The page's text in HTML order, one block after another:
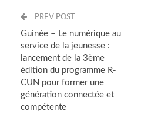
PREV POST
Guinée – Le numérique au
service de la jeunesse :
lancement de la 3ème
édition du programme R-
CUN pour former une
génération connectée et
compétente